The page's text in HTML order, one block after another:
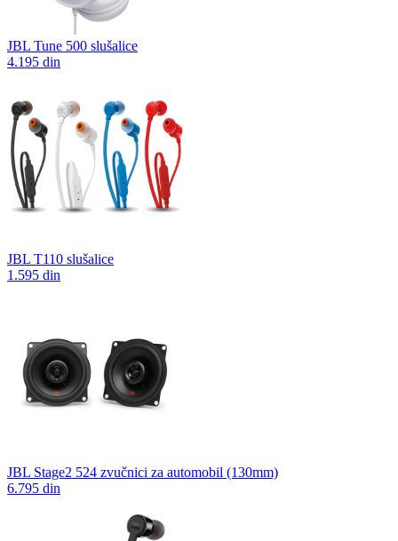
JBL Tune 500 slušalice
4.195 din
JBL T110 slušalice
1.595 din
JBL Stage2 524 zvučnici za automobil (130mm)
6.795 din